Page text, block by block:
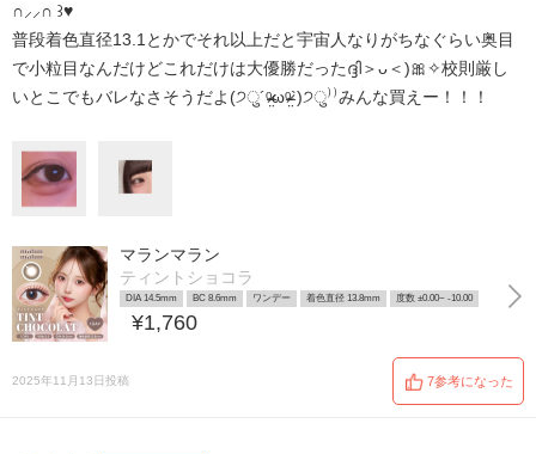
∩⸝⸝∩ ꒱♥︎
普段着色直径13.1とかでそれ以上だと宇宙人なりがちなぐらい奥目
で小粒目なんだけどこれだけは大優勝だったദ്ദി＞ᴗ＜)🎀✧校則厳し
いとこでもバレなさそうだよ(੭ु´ᵒ̴̶̷̤ωᵒ̴̶̷̤`)੭ु⁾⁾みんな買えー！！！
マランマラン
ティントショコラ
DIA 14.5mm BC 8.6mm ワンデー 着色直径 13.8mm 度数 ±0.00~ -10.00
¥1,760
2025年11月13日投稿 7参考になった